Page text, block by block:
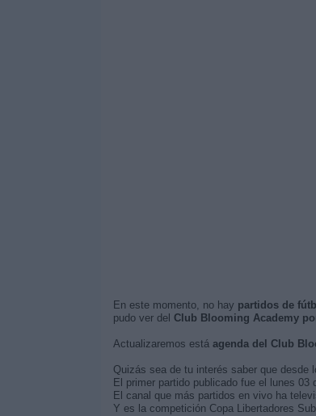
En este momento, no hay partidos de
pudo ver del Club Blooming Academy
Actualizaremos está agenda del Club
Quizás sea de tu interés saber que
El primer partido publicado fue el lunes
El canal que más partidos en vivo ha
Y es la competición Copa Libertadores